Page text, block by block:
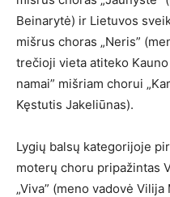
Beinarytė) ir Lietuvos
mišrus choras „Neris”
trečioji vieta atiteko
namai” mišriam chorui
Kęstutis Jakeliūnas).
Lygių balsų kategorijoje
moterų choru pripažintas
„Viva” (meno vadovė